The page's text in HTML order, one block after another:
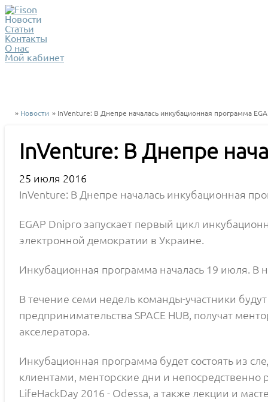
Новости
Статьи
Контакты
О нас
Мой кабинет
» Новости » InVenture: В Днепре началась инкубационная программа
InVenture: В Днепре
25 июля 2016
InVenture: В Днепре началась инкубационная
EGAP Dnipro запускает первый цикл
электронной демократии в Украине.
Инкубационная программа началась 19 июля. В
В течение семи недель команды-участники
предпринимательства SPACE HUB, получат
акселератора.
Инкубационная программа будет состоять из
клиентами, менторские дни и непосредственно
LifeHackDay 2016 - Odessa, а также лекции и